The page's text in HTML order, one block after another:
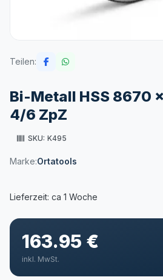
Teilen:
Bi-Metall HSS 8670
4/6 ZpZ
SKU: K495
Marke:Ortatools
163.95 €
inkl. MwSt.